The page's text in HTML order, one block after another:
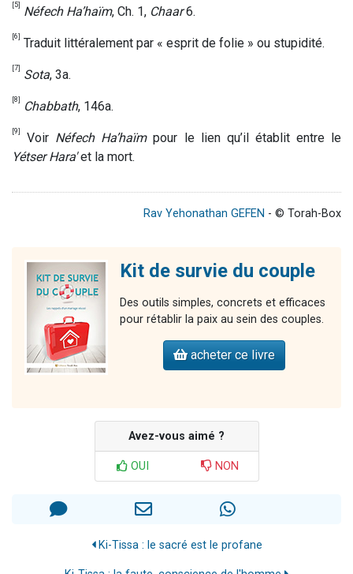
[5] Néfech Ha’haïm, Ch. 1, Chaar6.
[6] Traduit littéralement par « esprit de folie » ou stupidité.
[7] Sota, 3a.
[8] Chabbath, 146a.
[9] Voir Néfech Ha’haïmpour le lien qu’il établit entre le
Yétser Hara'et la mort.
Rav Yehonathan GEFEN - © Torah-Box
Kit de survie du couple
Des outils simples, concrets et efficaces
pour rétablir la paix au sein des couples.
acheter ce livre
Avez-vous aimé ?
OUI NON
Ki-Tissa : le sacré est le profane